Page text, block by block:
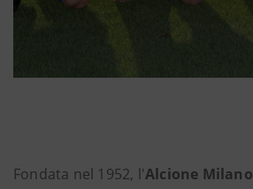
Fondata nel 1952, l'Alcione Milano